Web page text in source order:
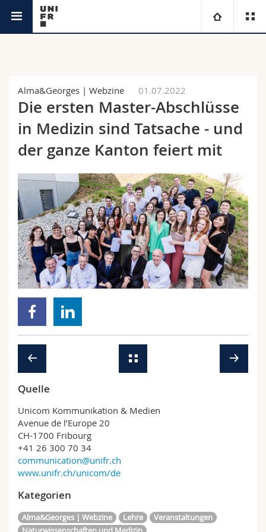
Campus
Forschung
Universität
Weiterbildung
Theologische Fak.
Rechtswissenschaftliche Fak.
Wirtschafts- und Sozialwissenschaftliche Fak.
Philosophische Fak.
Fak. für Erziehungs- und Bildungswissenschaften
Math.-Nat. und Med. Fak.
Interfakultär
Informationen für
Studieninteressierte
Studierende
Medien
Forschende
Mitarbeitende
Doktorierende
Ressourcen
Personenverzeichnis
Ortsplan
Bibliotheken
Webmail
Vorlesungsverzeichnis
MyUnifr
Alma&Georges | Webzine 01.07.2022
Die ersten Master-Abschlüsse
in Medizin sind Tatsache - und
der ganze Kanton feiert mit
Quelle
Unicom Kommunikation & Medien
Avenue de l’Europe 20
CH-1700 Fribourg
+41 26 300 70 34
communication@unifr.ch
www.unifr.ch/unicom/de
Kategorien
Alma&Georges | Webzine Lehre
Veranstaltungen